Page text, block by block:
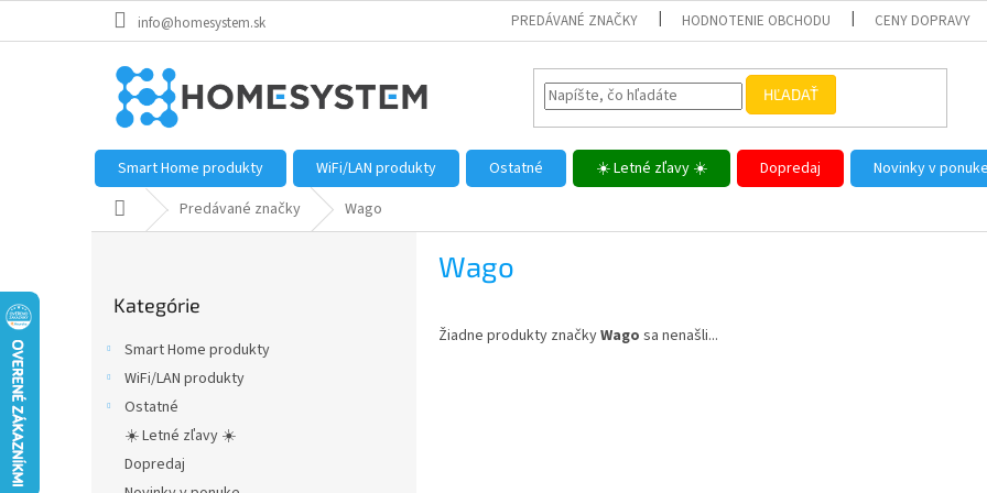
info@homesystem.sk PREDÁVANÉ ZNAČKY HODNOTENIE OBCHODU CENY DOPRAVY
HĽADAŤ
Smart Home produkty WiFi/LAN produkty Ostatné ☀️ Letné zľavy ☀️ Dopredaj Novinky v ponuke
DomovPredávané značky Wago
kategórie
Kategórie
Smart Home produkty
WiFi/LAN produkty
Ostatné
☀️ Letné zľavy ☀️
Dopredaj
Wago
Žiadne produkty značkyWago sa nenašli...